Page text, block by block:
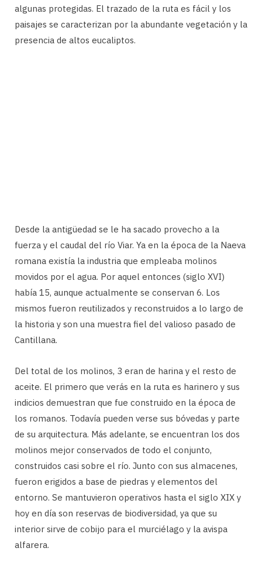
algunas protegidas. El trazado de la ruta es fácil y los
paisajes se caracterizan por la abundante vegetación y la
presencia de altos eucaliptos.
Desde la antigüedad se le ha sacado provecho a la
fuerza y el caudal del río Viar. Ya en la época de la Naeva
romana existía la industria que empleaba molinos
movidos por el agua. Por aquel entonces (siglo XVI)
había 15, aunque actualmente se conservan 6. Los
mismos fueron reutilizados y reconstruidos a lo largo de
la historia y son una muestra fiel del valioso pasado de
Cantillana.
Del total de los molinos, 3 eran de harina y el resto de
aceite. El primero que verás en la ruta es harinero y sus
indicios demuestran que fue construido en la época de
los romanos. Todavía pueden verse sus bóvedas y parte
de su arquitectura. Más adelante, se encuentran los dos
molinos mejor conservados de todo el conjunto,
construidos casi sobre el río. Junto con sus almacenes,
fueron erigidos a base de piedras y elementos del
entorno. Se mantuvieron operativos hasta el siglo XIX y
hoy en día son reservas de biodiversidad, ya que su
interior sirve de cobijo para el murciélago y la avispa
alfarera.